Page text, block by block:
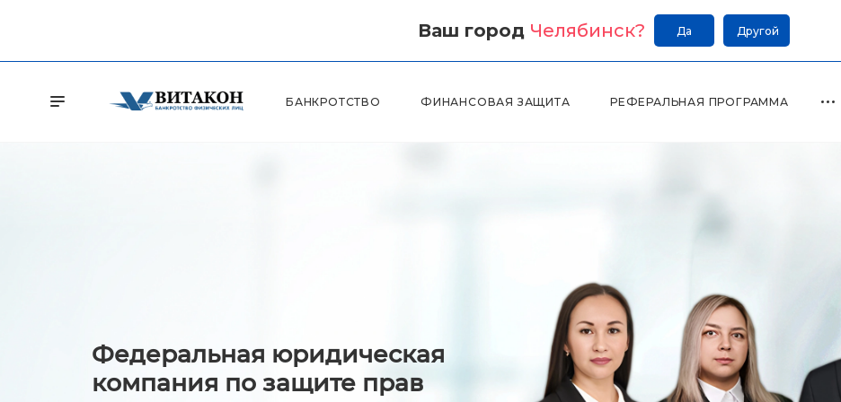
Ваш город Челябинск? Да Другой
БАНКРОТСТВО ФИНАНСОВАЯ ЗАЩИТА РЕФЕРАЛЬНАЯ ПРОГРАММА
Федеральная юридическая
компания по защите прав